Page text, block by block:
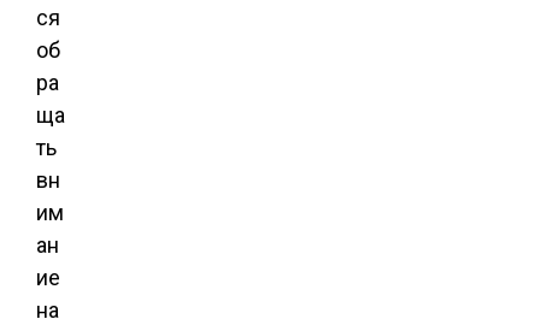
ся
об
ра
ща
ть
вн
им
ан
ие
на